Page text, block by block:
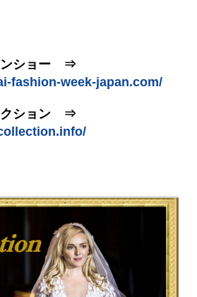
ョンショー ⇒
fashion-week-japan.com/
レクション ⇒